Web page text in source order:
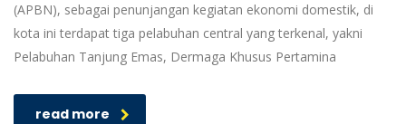
(APBN), sebagai penunjangan kegiatan ekonomi domestik, di
kota ini terdapat tiga pelabuhan central yang terkenal, yakni
Pelabuhan Tanjung Emas, Dermaga Khusus Pertamina
read more